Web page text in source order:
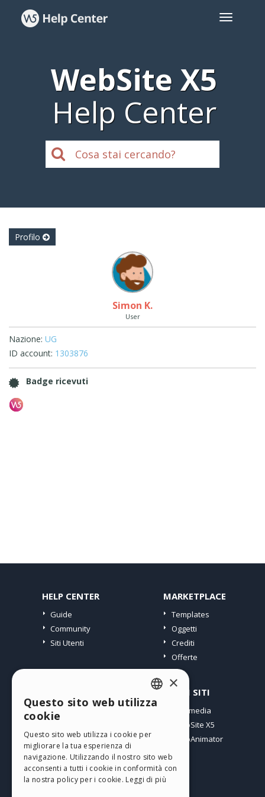
WebSite X5
Help Center
Profilo
Simon K.
User
Nazione: UG
ID account: 1303876
Badge ricevuti
HELP CENTER
Guide
Community
Siti Utenti
MARKETPLACE
Templates
Oggetti
Crediti
Offerte
I miei post
I miei Download
Spazio Web
I miei Crediti
ALTRI SITI
Incomedia
WebSite X5
WebAnimator
ENGLISH
SPANISH
PORTUGUESE
×
Questo sito web utilizza
cookie
Questo sito web utilizza i cookie per
migliorare la tua esperienza di
navigazione. Utilizzando il nostro sito web
acconsenti a tutti i cookie in conformità con
la nostra policy per i cookie. Leggi di più